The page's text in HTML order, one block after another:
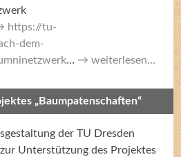
https://tu-
dem-
… weiterlesen...
„Baumpatenschaften“
der TU Dresden
Unterstützung des Projektes